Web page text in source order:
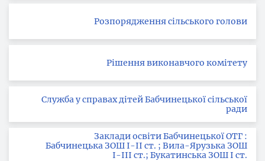
Розпорядження сільського голови
Рішення виконавчого комітету
Служба у справах дітей Бабчинецької сільської
ради
Заклади освіти Бабчинецької ОТГ :
Бабчинецька ЗОШ І-ІІ ст. ; Вила-Ярузька ЗОШ
І-ІІІ ст.; Букатинська ЗОШ І ст.